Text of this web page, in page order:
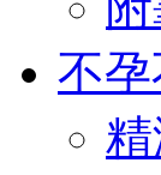
不